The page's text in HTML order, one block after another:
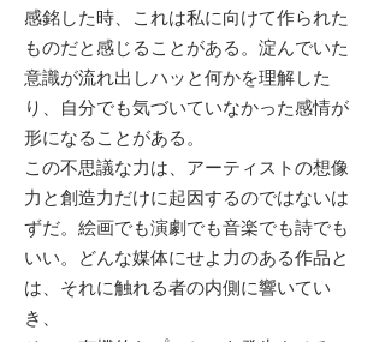
感銘した時、これは私に向けて作られた
ものだと感じることがある。淀んでいた
意識が流れ出しハッと何かを理解した
り、自分でも気づいていなかった感情が
形になることがある。
この不思議な力は、アーティストの想像
力と創造力だけに起因するのではないは
ずだ。絵画でも演劇でも音楽でも詩でも
いい。どんな媒体にせよ力のある作品と
は、それに触れる者の内側に響いてい
き、